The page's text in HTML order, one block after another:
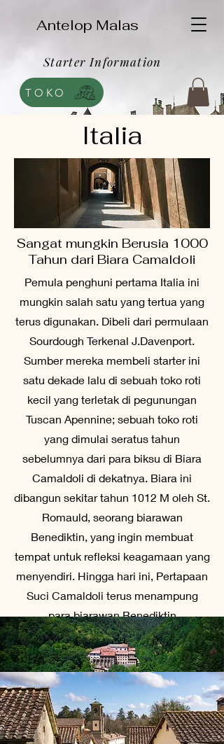
TOKO
Antelop Malas
Starter Information
Italia
Sangat mungkin Berusia 1000
Tahun dari Biara Camaldoli
Pemula penghuni pertama Italia ini
mungkin salah satu yang tertua yang
terus digunakan. Dibeli dari permulaan
Sourdough Terkenal J.Davenport.
Sumber mereka membeli starter ini
satu dekade lalu di sebuah toko roti
kecil yang terletak di pegunungan
Tuscan Apennine; sebuah toko roti
yang dimulai seratus tahun
sebelumnya dari para biksu di Biara
Camaldoli di dekatnya. Biara ini
dibangun sekitar tahun 1012 M oleh St.
Romauld, seorang biarawan
Benediktin, yang ingin membuat
tempat untuk refleksi keagamaan yang
menyendiri. Hingga hari ini, Pertapaan
Suci Camaldoli terus menampung
para biarawan Benediktin
Camaldolese, yang tinggal, beribadah,
dan membuat kue di lokasi tersebut.
Legenda menyatakan bahwa starter
penghuni pertama yang mereka
pelihara seribu tahun yang lalu masih
digunakan oleh para biksu ini hingga